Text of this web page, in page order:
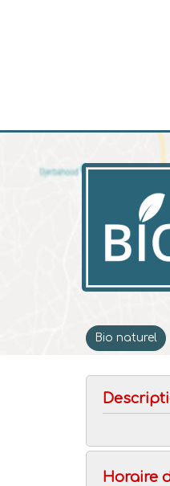
Bio naturel
Horaire